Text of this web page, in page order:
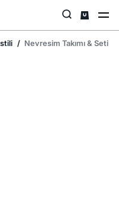
Nevresim Takımı & Seti